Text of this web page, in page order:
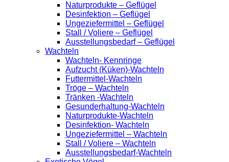
Naturprodukte – Geflügel
Desinfektion – Geflügel
Ungeziefermittel – Geflügel
Stall / Voliere – Geflügel
Ausstellungsbedarf – Geflügel
Wachteln
Wachteln- Kennringe
Aufzucht (Küken)-Wachteln
Futtermittel-Wachteln
Tröge – Wachteln
Tränken -Wachteln
Gesunderhaltung-Wachteln
Naturprodukte-Wachteln
Desinfektion- Wachteln
Ungeziefermittel – Wachteln
Stall / Voliere – Wachteln
Ausstellungsbedarf-Wachteln